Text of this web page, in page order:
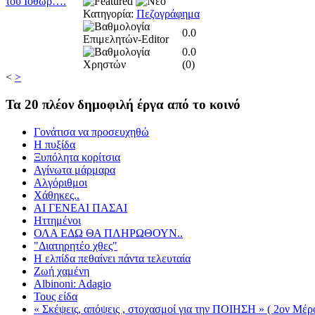
Κατηγορία: Πεζογράφημα
0.0
0.0
(0)
< >
Τα 20 πλέον δημοφιλή έργα από το κοινό
Γονάτισα να προσευχηθώ
Η πυξίδα
Ξυπόλητα κορίτσια
Αγίνωτα μάρμαρα
Αλγόριθμοι
Χάθηκες..
ΑΙ ΓΕΝΕΑΙ ΠΑΣΑΙ
Ηττημένοι
ΟΛΑ ΕΔΩ ΘΑ ΠΛΗΡΩΘΟΥΝ..
"Διατηρητέο χθες"
Η ελπίδα πεθαίνει πάντα τελευταία
Ζωή χαμένη
Albinoni: Adagio
Τους είδα
« Σκέψεις, απόψεις , στοχασμοί για την ΠΟΙΗΣΗ » ( 2ον